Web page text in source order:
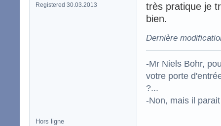
Registered 30.03.2013
très pratique je
bien.
Dernière
-Mr Niels Bohr,
votre porte
?...
-Non, mais il
Hors ligne